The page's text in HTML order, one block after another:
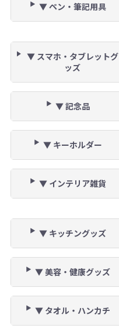
▼ ペン・筆記用具
▼ スマホ・タブレットグ
ッズ
▼ 記念品
▼ キーホルダー
▼ インテリア雑貨
▼ キッチングッズ
▼ 美容・健康グッズ
▼ タオル・ハンカチ